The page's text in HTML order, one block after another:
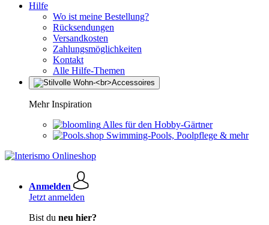
Hilfe
Wo ist meine Bestellung?
Rücksendungen
Versandkosten
Zahlungsmöglichkeiten
Kontakt
Alle Hilfe-Themen
Mehr Inspiration
Alles für den Hobby-Gärtner
Swimming-Pools, Poolpflege & mehr
Anmelden
Jetzt anmelden
Bist du neu hier?